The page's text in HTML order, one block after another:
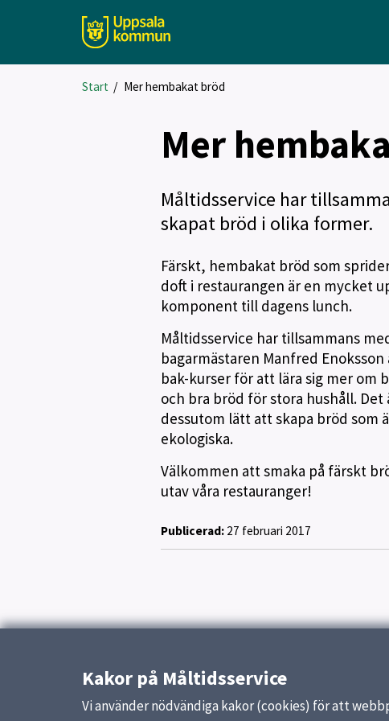
Start / Mer hembakat bröd
Mer
Måltidsservice har
skapat bröd i olika former.
Färskt, hembakat bröd som
doft i restaurangen är en mycket
komponent till dagens lunch.
Måltidsservice har tillsammans
bagarmästaren Manfred
bak-kurser för att lära sig mer om
och bra bröd för stora hushåll. Det
dessutom lätt att skapa bröd som
ekologiska.
Välkommen att smaka på färskt
utav våra restauranger!
Publicerad:27 februari 2017
Kakor på Måltidsservice
Vi använder nödvändiga kakor (cookies) för att